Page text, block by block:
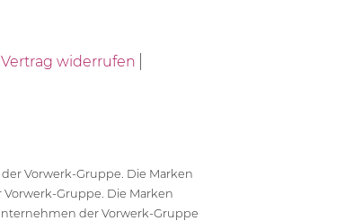
Vertrag widerrufen
Vorwerk-Gruppe. Die Marken
Gruppe. Die Marken
der Vorwerk-Gruppe